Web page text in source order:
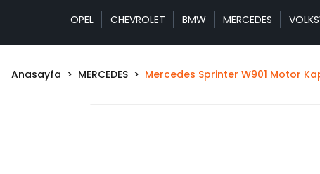
OPEL CHEVROLET BMW MERCEDES
Anasayfa MERCEDES Mercedes Sprinter W901 Motor